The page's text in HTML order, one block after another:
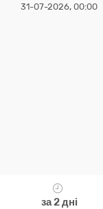
31-07-2026, 00:00
за 2 дні